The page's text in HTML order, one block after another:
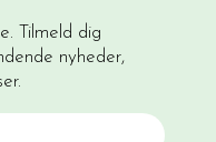
Tilmeld dig
nyheder,